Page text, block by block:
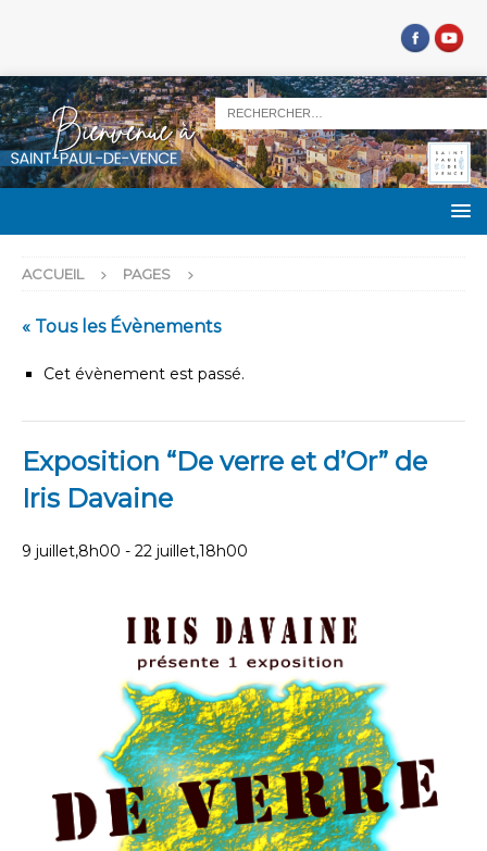
ACCUEIL PAGES
« Tous les Évènements
Cet évènement est passé.
Exposition “De verre et d’Or” de
Iris Davaine
9 juillet,8h00 - 22 juillet,18h00